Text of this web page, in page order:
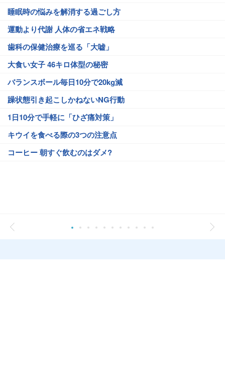
睡眠時の悩みを解消する過ごし方
運動より代謝 人体の省エネ戦略
歯科の保健治療を巡る「大嘘」
大食い女子 46キロ体型の秘密
バランスボール毎日10分で20kg減
躁状態引き起こしかねないNG行動
1日10分で手軽に「ひざ痛対策」
キウイを食べる際の3つの注意点
コーヒー 朝すぐ飲むのはダメ?